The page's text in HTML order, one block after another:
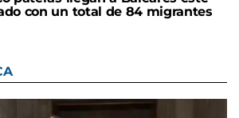
con un total de 84 migrantes